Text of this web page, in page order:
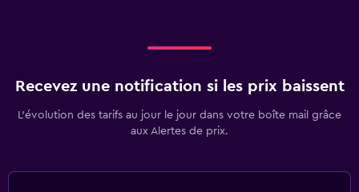
Recevez une notification si les prix baissent
L’évolution des tarifs au jour le jour dans votre boîte mail grâce
aux Alertes de prix.